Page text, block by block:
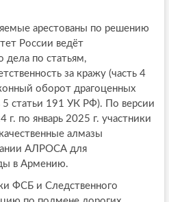
арестованы по решению
России ведёт
дела по статьям,
за кражу (часть 4
оборот драгоценных
5 статьи 191 УК РФ). По версии
г. по январь 2025 г. участники
алмазы
АЛРОСА для
в Армению.
ФСБ и Следственного